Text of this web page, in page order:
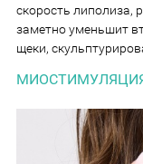
скорость липолиза,
заметно уменьшит
щеки,
МИОСТИМУЛЯЦИЯ